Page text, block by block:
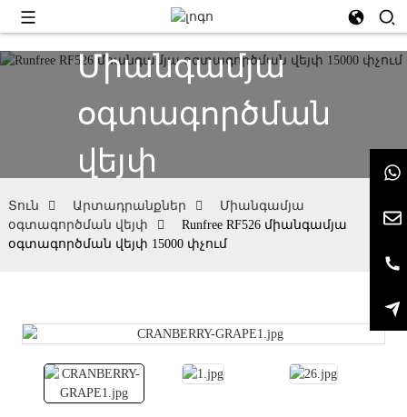
Միանգամյա
օգտագործման
վեյփ
Տուն Արտադրանքներ
Միանգամյա
օգտագործման վեյփ
Runfree RF526 միանգամյա
օգտագործման վեյփ 15000 փչում